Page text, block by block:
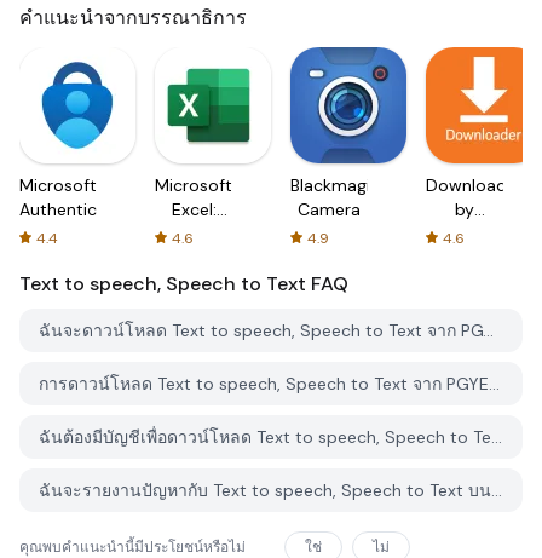
คำแนะนำจากบรรณาธิการ
Microsoft
Authenticator
4.4
Microsoft
Excel:
Spreadsheets
4.6
Blackmagic
Camera
4.9
Downloader
by
AFTVnews
4.6
Text to speech, Speech to Text FAQ
ฉันจะดาวน์โหลด Text to speech, Speech to Text จาก PGYER APK HUB อย่างไร?
การดาวน์โหลด Text to speech, Speech to Text จาก PGYER APK HUB ฟรีหรือไม่?
ฉันต้องมีบัญชีเพื่อดาวน์โหลด Text to speech, Speech to Text จาก PGYER APK HUB หรือไม่?
ฉันจะรายงานปัญหากับ Text to speech, Speech to Text บน PGYER APK HUB ได้อย่างไร?
คุณพบคำแนะนำนี้มีประโยชน์หรือไม่ ใช่ ไม่